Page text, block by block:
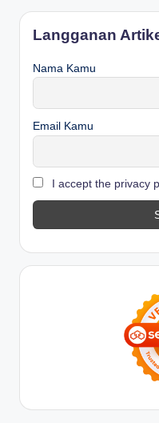
Langganan
Nama Kamu
Email Kamu
I accept the privacy